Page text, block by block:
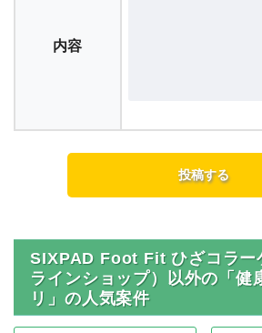
内容
SIXPAD Foot Fit ひざコラー
ラインショップ）以外の「健
リ」の人気案件